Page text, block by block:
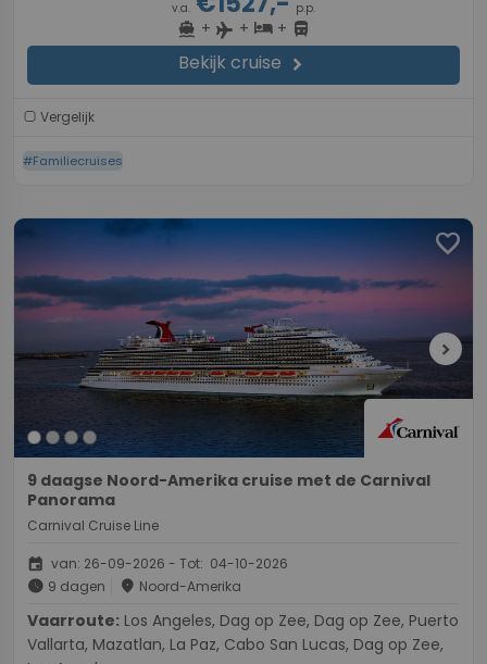
v.a. p.p.
directions_boat + flight + hotel+ directions_bus
Bekijk cruise chevron_right
Vergelijk
#Familiecruises
favorite
chevron_right
9 daagse Noord-Amerika cruise met de Carnival
Panorama
Carnival Cruise Line
event van: 26-09-2026 - Tot: 04-10-2026
schedule 9 dagen place Noord-Amerika
Vaarroute:
Vallarta, Mazatlan, La Paz, Cabo San Lucas, Dag op Zee,